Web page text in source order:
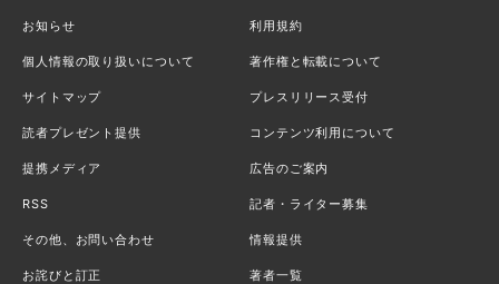
お知らせ 利用規約
個人情報の取り扱いについて 著作権と転載について
サイトマップ プレスリリース受付
読者プレゼント提供 コンテンツ利用について
提携メディア 広告のご案内
RSS 記者・ライター募集
その他、お問い合わせ 情報提供
お詫びと訂正 著者一覧